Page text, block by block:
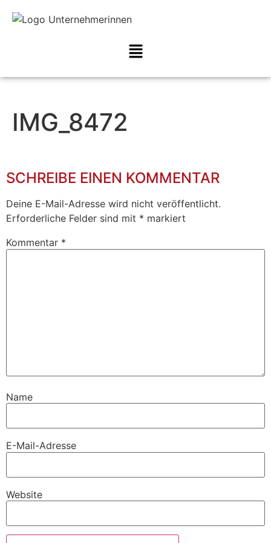
IMG_8472
SCHREIBE EINEN KOMMENTAR
Deine E-Mail-Adresse wird nicht veröffentlicht.
Erforderliche Felder sind mit * markiert
Kommentar *
Name
E-Mail-Adresse
Website